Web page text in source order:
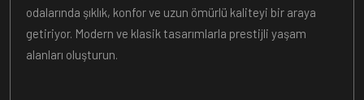
odalarında şıklık, konfor ve uzun ömürlü kaliteyi bir araya
getiriyor. Modern ve klasik tasarımlarla prestijli yaşam
alanları oluşturun.